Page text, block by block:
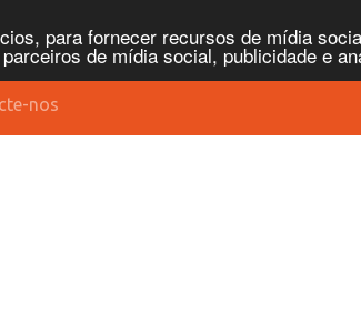
para fornecer recursos de mídia
de mídia social, publicidade e
nos